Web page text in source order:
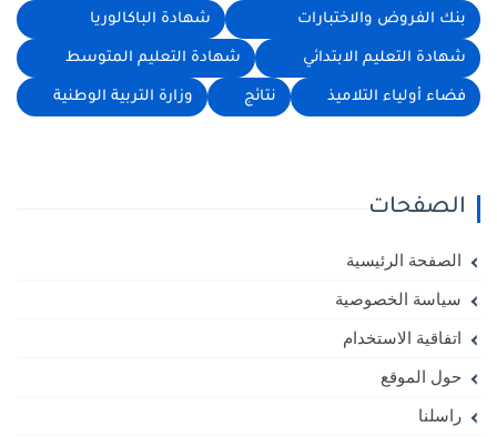
بنك الفروض والاختبارات شهادة الباكالوريا
شهادة التعليم الابتدائي شهادة التعليم المتوسط
فضاء أولياء التلاميذ نتائج وزارة التربية الوطنية
الصفحات
الصفحة الرئيسية
سياسة الخصوصية
اتفاقية الاستخدام
حول الموقع
راسلنا